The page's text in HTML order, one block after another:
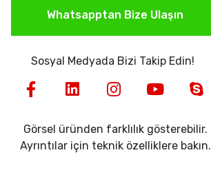
Whatsapptan Bize Ulaşın
Sosyal Medyada Bizi Takip Edin!
Görsel üründen farklılık gösterebilir.
Ayrıntılar için teknik özelliklere bakın.